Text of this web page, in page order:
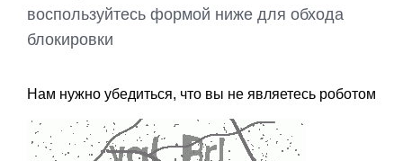
воспользуйтесь формой ниже для обхода
блокировки
Нам нужно убедиться, что вы не являетесь роботом